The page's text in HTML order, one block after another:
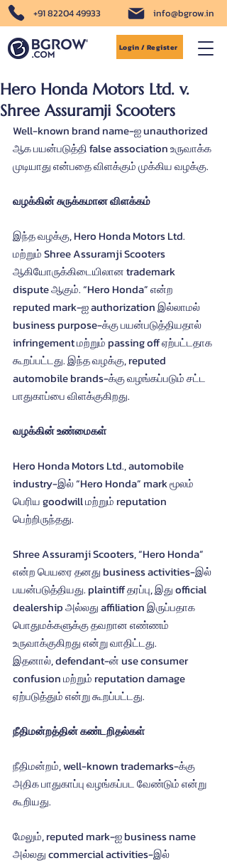
+91 82204 49933 info@bgrow.in
Login / Register
Hero Honda Motors Ltd. v.
Shree Assuramji Scooters
Well-known brand name-ஐ unauthorized
ஆக பயன்படுத்தி false association உருவாக்க
முடியாது என்பதை விளக்கும் முக்கிய வழக்கு.
வழக்கின் சுருக்கமான விளக்கம்
இந்த வழக்கு, Hero Honda Motors Ltd.
மற்றும் Shree Assuramji Scooters
ஆகியோருக்கிடையிலான trademark
dispute ஆகும். “Hero Honda” என்ற
reputed mark-ஐ authorization இல்லாமல்
business purpose-க்கு பயன்படுத்தியதால்
infringement மற்றும் passing off ஏற்பட்டதாக
கூறப்பட்டது. இந்த வழக்கு, reputed
automobile brands-க்கு வழங்கப்படும் சட்ட
பாதுகாப்பை விளக்குகிறது.
வழக்கின் உண்மைகள்
Hero Honda Motors Ltd., automobile
industry-இல் “Hero Honda” mark மூலம்
பெரிய goodwill மற்றும் reputation
பெற்றிருந்தது.
Shree Assuramji Scooters, “Hero Honda”
என்ற பெயரை தனது business activities-இல்
பயன்படுத்தியது. plaintiff தரப்பு, இது official
dealership அல்லது affiliation இருப்பதாக
பொதுமக்களுக்கு தவறான எண்ணம்
உருவாக்குகிறது என்று வாதிட்டது.
இதனால், defendant-ன் use consumer
confusion மற்றும் reputation damage
ஏற்படுத்தும் என்று கூறப்பட்டது.
நீதிமன்றத்தின் கண்டறிதல்கள்
நீதிமன்றம், well-known trademarks-க்கு
அதிக பாதுகாப்பு வழங்கப்பட வேண்டும் என்று
கூறியது.
மேலும், reputed mark-ஐ business name
அல்லது commercial activities-இல்